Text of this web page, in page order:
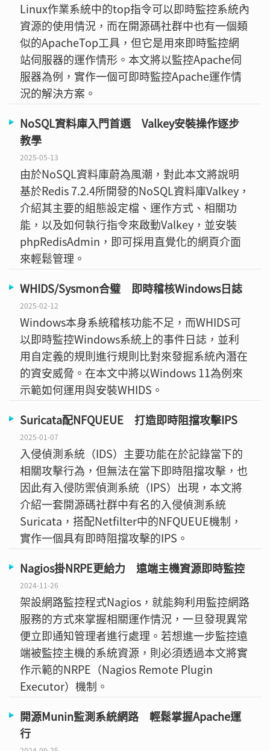
Linux作業系統中的top指令可以即時監控系統內
資源的使用情況，而在開源碼社群中也有一個類
似的ApacheTop工具，但它是用來即時監控網
站伺服器的運作情形。本文將以監控Apache伺
服器為例，實作一個可即時監控Apache運作情
況的解決方案。
NoSQL資料庫入門首選 Valkey安裝操作逐步
教學
2025-05-13
由於NoSQL資料庫蔚為風潮，對此本文將說明
基於Redis 7.2.4所開發的NoSQL資料庫Valkey，
介紹其主要的組態設定檔、運作方式、相關功
能，以及如何執行指令來啟動Valkey，並安裝
phpRedisAdmin，即可採用直覺化的網頁介面
來輕鬆管理。
WHIDS/Sysmon合璧 即時稽核Windows日誌
2025-02-12
Windows本身系統稽核功能不足，而WHIDS可
以即時監控Windows系統上的事件日誌，並利
用自定義的規則進行規則比對來發掘系統內潛在
的資安威脅。在本文中將以Windows 11為例來
示範如何運用與安裝WHIDS。
Suricata配NFQUEUE 打造即時阻擋攻擊IPS
2025-01-07
入侵偵測系統（IDS）主要功能在於記錄當下的
相關攻擊行為，但無法在當下即時阻擋攻擊，也
因此有入侵防禦偵測系統（IPS）出現，本文將
介紹一套開源碼社群中有名的入侵偵測系統
Suricata，搭配Netfilter中的NFQUEUE機制，
實作一個具有即時阻擋攻擊的IPS。
Nagios掛NRPE更給力 遠端主機資源即時監控
2024-11-26
架設網路監控程式Nagios，就能夠利用監控網路
服務的方式來掌握相關運作情況，一旦發現異常
便立即通知管理者進行處理。若想進一步監控遠
端被監控主機的系統資源，則必須透過本文將實
作示範的NRPE（Nagios Remote Plugin
Executor）機制。
開源Munin監測系統網路 輕鬆掌握Apache運
行